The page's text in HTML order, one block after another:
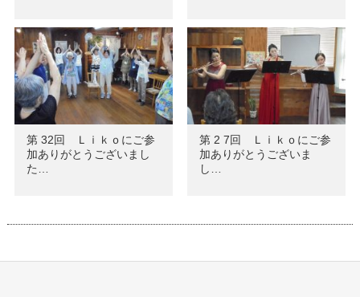
第 32回 Ｌｉｋｏにご参
加ありがとうございまし
た…
第 2 7回 Ｌｉｋｏにご参
加ありがとうございま
し…